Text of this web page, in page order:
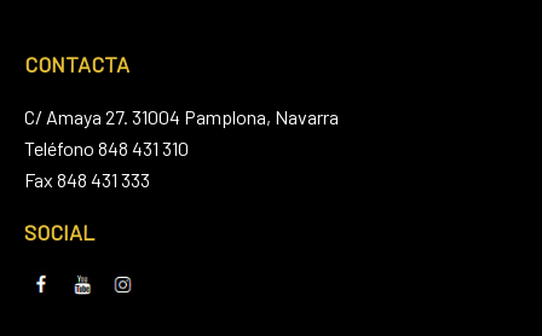
CONTACTA
C/ Amaya 27. 31004 Pamplona, Navarra
Teléfono 848 431 310
Fax 848 431 333
SOCIAL